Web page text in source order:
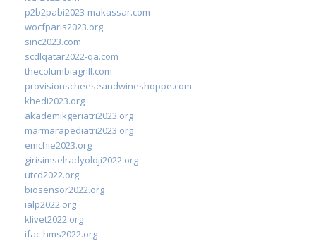
p2b2pabi2023-makassar.com
wocfparis2023.org
sinc2023.com
scdlqatar2022-qa.com
thecolumbiagrill.com
provisionscheeseandwineshoppe.com
khedi2023.org
akademikgeriatri2023.org
marmarapediatri2023.org
emchie2023.org
girisimselradyoloji2022.org
utcd2022.org
biosensor2022.org
ialp2022.org
klivet2022.org
ifac-hms2022.org